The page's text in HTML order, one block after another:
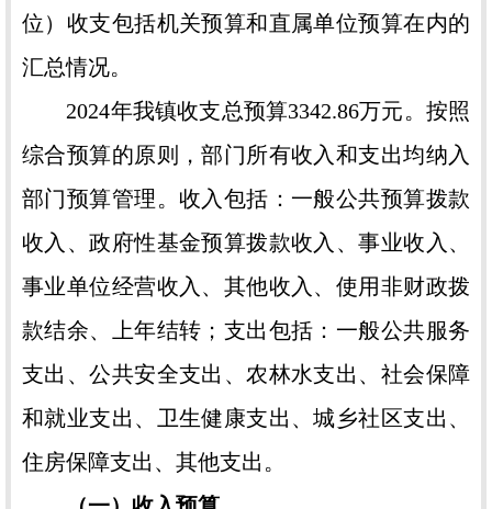
位）收支包括机关预算和直属单位预算在内的
汇总情况。
2024年我镇收支总预算3342.86万元。按照
综合预算的原则，部门所有收入和支出均纳入
部门预算管理。收入包括：一般公共预算拨款
收入、政府性基金预算拨款收入、事业收入、
事业单位经营收入、其他收入、使用非财政拨
款结余、上年结转；支出包括：一般公共服务
支出、公共安全支出、农林水支出、社会保障
和就业支出、卫生健康支出、城乡社区支出、
住房保障支出、其他支出。